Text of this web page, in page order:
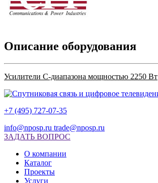
Описание оборудования
Усилители С-диапазона мощностью 2250 Вт
+7 (495) 727-07-35
info@nposp.ru trade@nposp.ru
ЗАДАТЬ ВОПРОС
О компании
Каталог
Проекты
Услуги